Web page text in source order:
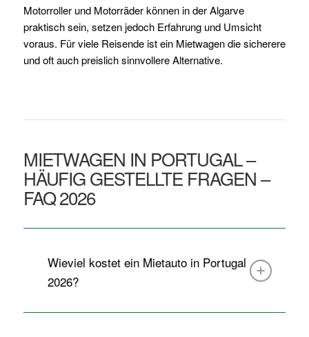
Motorroller und Motorräder können in der Algarve
praktisch sein, setzen jedoch Erfahrung und Umsicht
voraus. Für viele Reisende ist ein Mietwagen die sicherere
und oft auch preislich sinnvollere Alternative.
MIETWAGEN IN PORTUGAL –
HÄUFIG GESTELLTE FRAGEN –
FAQ 2026
Wieviel kostet ein Mietauto in Portugal
2026?